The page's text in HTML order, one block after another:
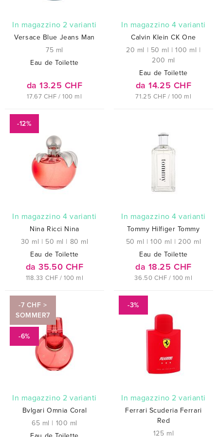
In magazzino 2 varianti
Versace Blue Jeans Man
75 ml
Eau de Toilette
da 13.25 CHF
17.67 CHF / 100 ml
In magazzino 4 varianti
Calvin Klein CK One
20 ml | 50 ml |100 ml |
200 ml
Eau de Toilette
da 14.25 CHF
71.25 CHF / 100 ml
-12%
In magazzino 4 varianti
Nina Ricci Nina
30 ml | 50 ml | 80 ml
Eau de Toilette
da 35.50 CHF
118.33 CHF / 100 ml
In magazzino 4 varianti
Tommy Hilfiger Tommy
50 ml |100 ml |200 ml
Eau de Toilette
da 18.25 CHF
36.50 CHF / 100 ml
-7 CHF >
SOMMER7
-6%
In magazzino 2 varianti
Bvlgari Omnia Coral
65 ml | 100 ml
-3%
In magazzino 2 varianti
Ferrari Scuderia Ferrari
Red
125 ml